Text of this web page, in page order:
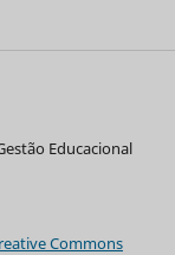
Educacional
Commons